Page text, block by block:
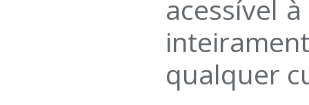
acessível
qualquer